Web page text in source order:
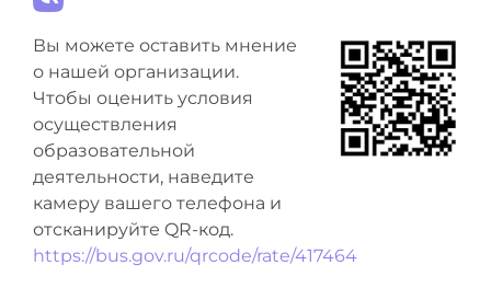
Вы можете оставить мнение
о нашей организации.
Чтобы оценить условия
осуществления
образовательной
деятельности, наведите
камеру вашего телефона и
отсканируйте QR-код.
https://bus.gov.ru/qrcode/rate/417464